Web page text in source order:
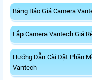
Bảng Báo Giá Camera
Lắp Camera Vantech Giá
Hướng Dẫn Cài Đặt Phần
Vantech